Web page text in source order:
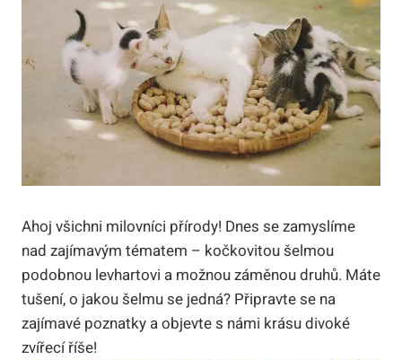
Ahoj všichni milovníci přírody! Dnes se zamyslíme
nad zajímavým tématem – kočkovitou šelmou
podobnou levhartovi a možnou záměnou druhů. Máte
tušení, o jakou šelmu se jedná? Připravte se na
zajímavé poznatky a objevte s námi krásu divoké
zvířecí říše!